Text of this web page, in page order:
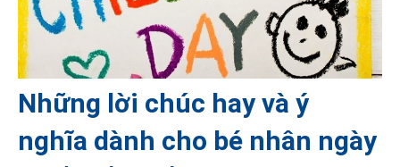
Những lời chúc hay và ý
nghĩa dành cho bé nhân ngày